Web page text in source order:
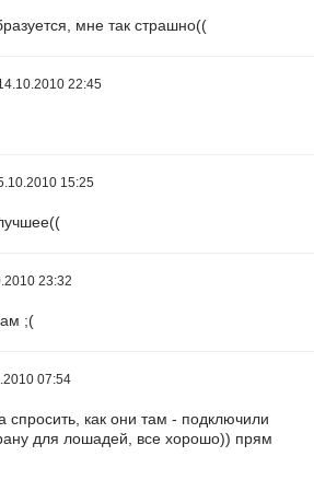
мне так страшно((
22:45
15:25
23:32
;(
07:54
спросить, как они там - подключили
для лошадей, все хорошо)) прям